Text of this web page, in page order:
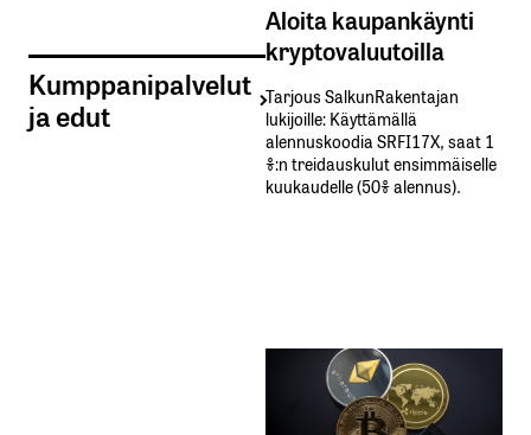
Kumppanipalvelut
ja edut
Aloita kaupankäynti
kryptovaluutoilla
Tarjous SalkunRakentajan
lukijoille: Käyttämällä​ ​
alennuskoodia​ ​SRFI17X,​ ​saat​ ​1
%:n treidauskulut​ ​ensimmäiselle​ ​
kuukaudelle​ ​(50%​ ​alennus).